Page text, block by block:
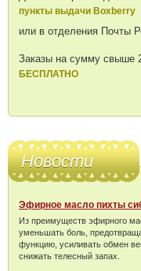
пункты выдачи Boxberry
или в отделения Почты
Заказы на сумму свыше
БЕСПЛАТНО
Новости
Эфирное масло пихты
Из преимуществ эфирного
уменьшать боль,
функцию, усиливать обмен
снижать телесный запах.